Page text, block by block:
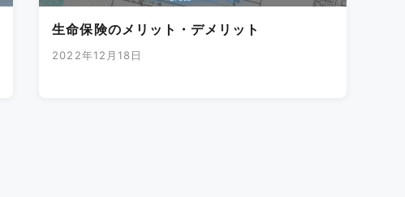
生命保険のメリット・デメリット
2022年12月18日